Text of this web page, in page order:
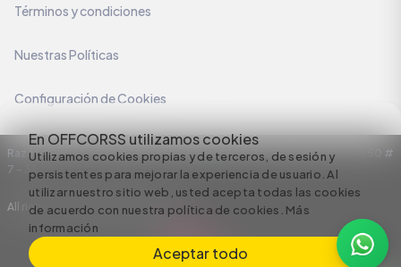
En OFFCORSS utilizamos cookies
Utilizamos cookies propias y de terceros, de sesión y
persistentes para mejorar la experiencia de usuario. Al
utilizar nuestro sitio web, usted acepta todas las cookies
de acuerdo con nuestra política de cookies. Más
información
Aceptar todo
Términos y condiciones
Nuestras Políticas
Configuración de Cookies
Razón Social: C.I HERMECO S.A. NIT: 890924167-6 Dirección: Carrera 50 #
7 – 35
All rights reserved empowered by